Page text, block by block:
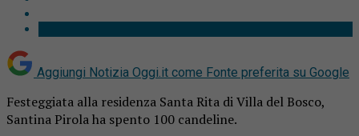
Aggiungi Notizia Oggi.it come Fonte preferita su Google
Festeggiata alla residenza Santa Rita di Villa del Bosco,
Santina Pirola ha spento 100 candeline.